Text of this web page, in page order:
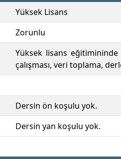
Yüksek Lisans
Zorunlu
Yüksek lisans
çalışması, veri toplama,
Dersin ön koşulu yok.
Dersin yan koşulu yok.